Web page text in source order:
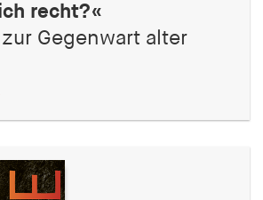
recht?«
zur Gegenwart alter